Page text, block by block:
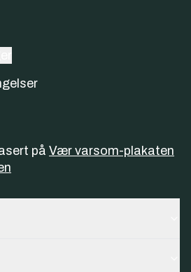
på Vær varsom-plakaten